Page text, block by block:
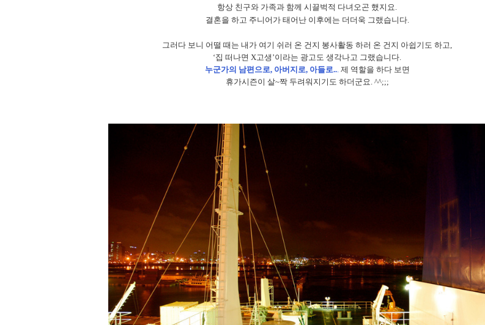
항상 친구와 가족과 함께 시끌벅적 다녀오곤 했지요.
결혼을 하고 주니어가 태어난 이후에는 더더욱 그랬습니다.
그러다 보니 어떨 때는 내가 여기 쉬러 온 건지 봉사활동 하러 온 건지 아쉽기도 하고,
‘집 떠나면 X고생’이라는 광고도 생각나고 그랬습니다.
누군가의 남편으로, 아버지로, 아들로... 제 역할을 하다 보면
휴가시즌이 살~짝 두려워지기도 하더군요. ^^;;;